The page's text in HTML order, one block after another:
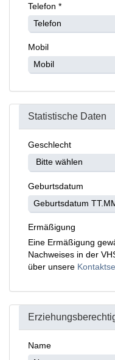
Telefon *
Mobil
Statistische Daten
Geschlecht
Geburtsdatum
Ermäßigung
Eine Ermäßigung
Nachweises in der
über unsere
Name